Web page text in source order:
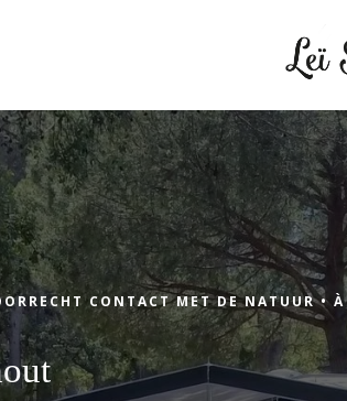
koppel
CONTACT MET DE NATUUR •À